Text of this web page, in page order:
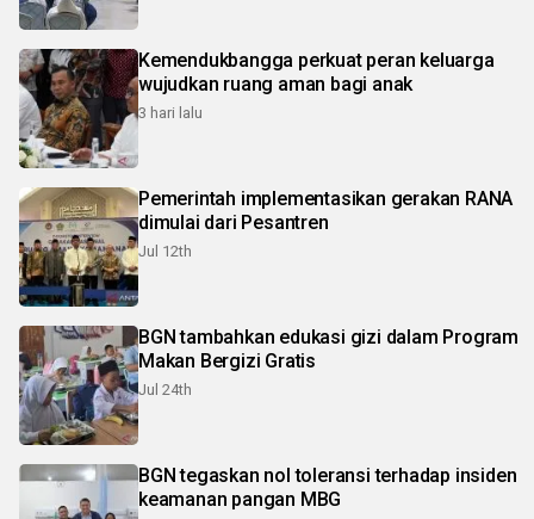
Kemendukbangga perkuat peran keluarga
wujudkan ruang aman bagi anak
3 hari lalu
Pemerintah implementasikan gerakan RANA
dimulai dari Pesantren
Jul 12th
BGN tambahkan edukasi gizi dalam Program
Makan Bergizi Gratis
Jul 24th
BGN tegaskan nol toleransi terhadap insiden
keamanan pangan MBG